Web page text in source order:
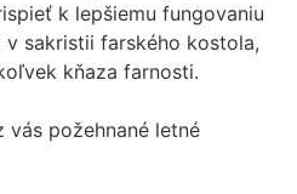
k lepšiemu fungovaniu
sakristii farského kostola,
kňaza farnosti.
vás požehnané letné